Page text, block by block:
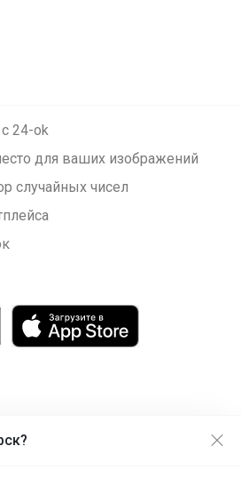
24-ok
для ваших изображений
случайных чисел
этот сайт и нажимая кнопку